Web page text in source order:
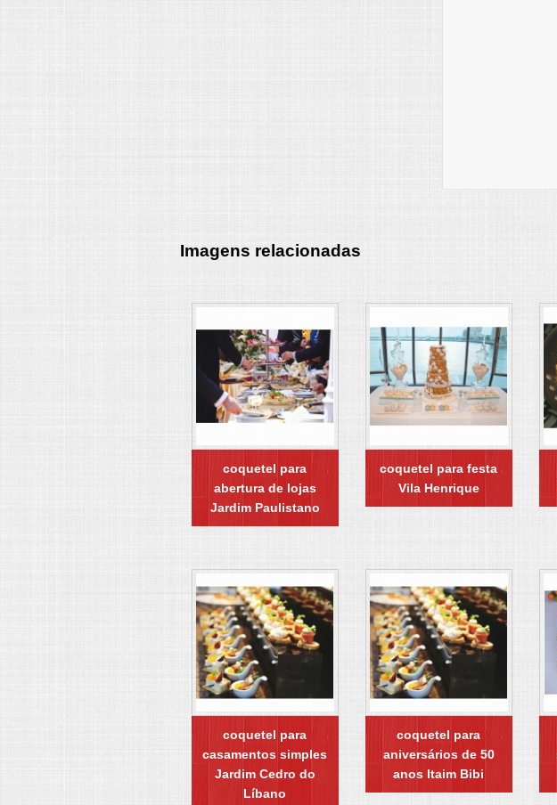
Imagens relacionadas
coquetel para
abertura de lojas
Jardim Paulistano
coquetel para festa
Vila Henrique
coquetel para
casamentos simples
Jardim Cedro do
Líbano
coquetel para
aniversários de 50
anos Itaim Bibi